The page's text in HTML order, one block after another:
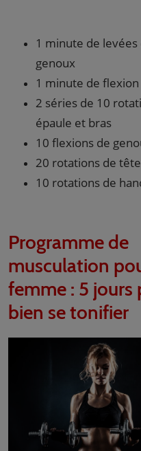
1 minute de levées
genoux
1 minute de
2 séries de 10
épaule et bras
10 flexions de
20 rotations de tête
10 rotations de
Programme de
musculation
femme : 5 jours
bien se tonifier